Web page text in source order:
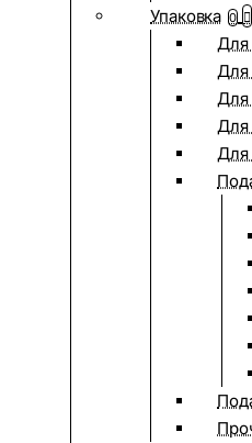
Упаковка 0
Для
Для
Для
Для
Для